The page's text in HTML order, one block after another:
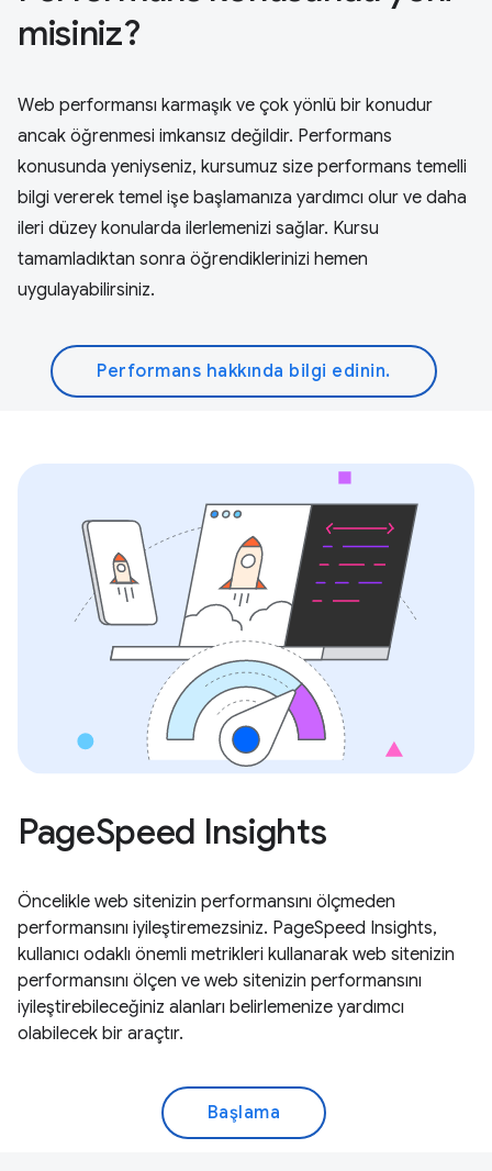
misiniz?
Web performansı karmaşık ve çok yönlü bir konudur
ancak öğrenmesi imkansız değildir. Performans
konusunda yeniyseniz, kursumuz size performans temelli
bilgi vererek temel işe başlamanıza yardımcı olur ve daha
ileri düzey konularda ilerlemenizi sağlar. Kursu
tamamladıktan sonra öğrendiklerinizi hemen
uygulayabilirsiniz.
Performans hakkında bilgi edinin.
PageSpeed Insights
Öncelikle web sitenizin performansını ölçmeden
performansını iyileştiremezsiniz. PageSpeed Insights,
kullanıcı odaklı önemli metrikleri kullanarak web sitenizin
performansını ölçen ve web sitenizin performansını
iyileştirebileceğiniz alanları belirlemenize yardımcı
olabilecek bir araçtır.
Başlama